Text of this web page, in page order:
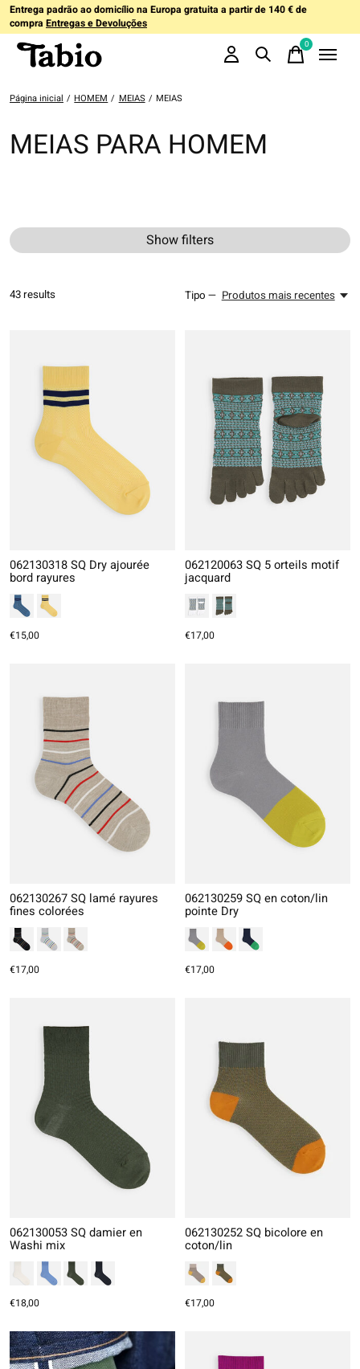
Entrega padrão ao domicílio na Europa gratuita a partir de 140 € de
compra Entregas e Devoluções
0items
Página inicial / HOMEM / MEIAS / MEIAS
MEIAS PARA HOMEM
Show filters
43 results Tipo — Produtos mais recentes
062130318 SQ Dry ajourée
bord rayures
€15,00
062120063 SQ 5 orteils motif
jacquard
€17,00
062130267 SQ lamé rayures
fines colorées
€17,00
062130259 SQ en coton/lin
pointe Dry
€17,00
062130053 SQ damier en
Washi mix
€18,00
062130252 SQ bicolore en
coton/lin
€17,00